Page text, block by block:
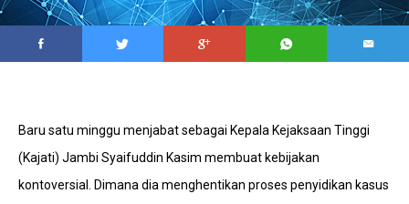
Baru satu minggu menjabat sebagai Kepala Kejaksaan Tinggi
(Kajati) Jambi Syaifuddin Kasim membuat kebijakan
kontoversial. Dimana dia menghentikan proses penyidikan kasus